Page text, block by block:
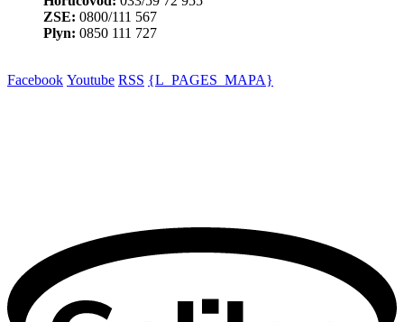
ZSE: 0800/111 567
Plyn: 0850 111 727
Facebook Youtube RSS {L_PAGES_MAPA}